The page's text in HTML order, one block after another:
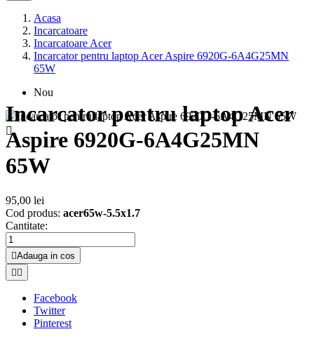
Acasa
Incarcatoare
Incarcatoare Acer
Incarcator pentru laptop Acer Aspire 6920G-6A4G25MN
65W
Nou

Incarcator pentru laptop Acer
Aspire 6920G-6A4G25MN
65W
95,00 lei
Cod produs: acer65w-5.5x1.7
Cantitate:
Adauga in cos
 
Facebook
Twitter
Pinterest